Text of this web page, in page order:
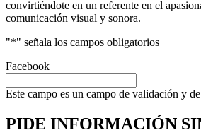
convirtiéndote en un referente en el
comunicación visual y sonora.
"*" señala los campos obligatorios
Facebook
Este campo es un campo de validación y
PIDE INFORMACIÓN